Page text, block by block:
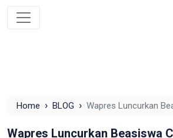
Home › BLOG › Wapres Luncurkan
Wapres Luncurkan Beasiswa